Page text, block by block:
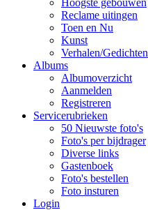
Hoogste gebouwen
Reclame uitingen
Toen en Nu
Kunst
Verhalen/Gedichten
Albums
Albumoverzicht
Aanmelden
Registreren
Servicerubrieken
50 Nieuwste foto's
Foto's per bijdrager
Diverse links
Gastenboek
Foto's bestellen
Foto insturen
Login